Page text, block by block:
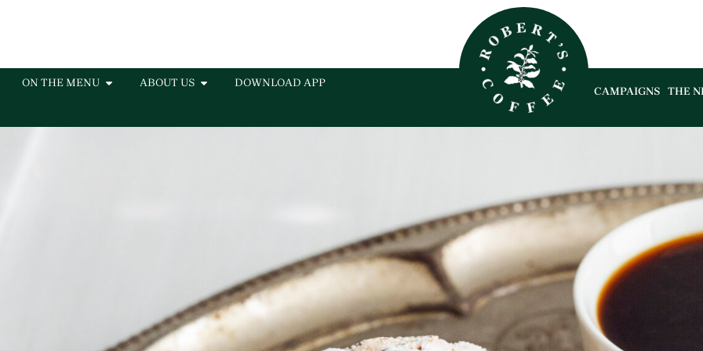
ON THE MENU ABOUT US DOWNLOAD APP
CAMPAIGNS THE